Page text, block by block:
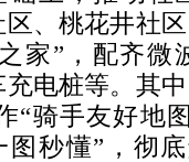
、桃花井社
家”，配齐微
电桩等。其
“骑手友好地
秒懂”，彻